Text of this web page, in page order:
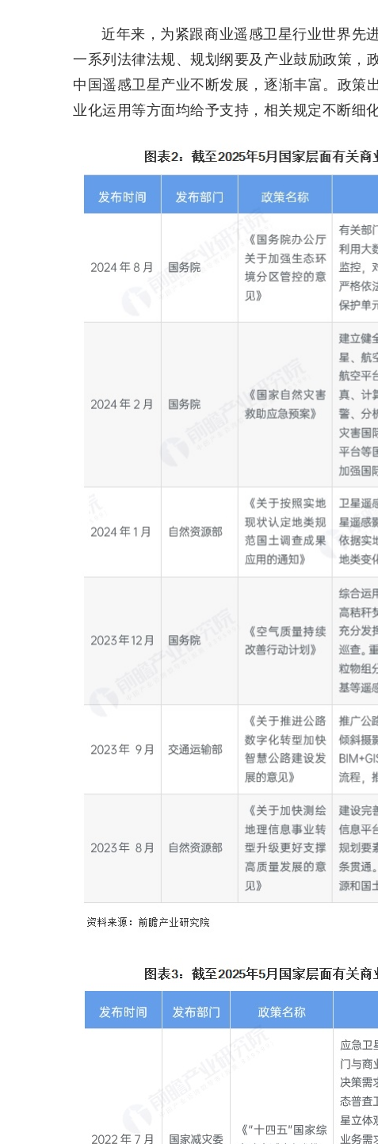
近年来，为紧跟商业遥感卫星行业世界先
一系列法律法规、规划纲要及产业鼓励政策，
中国遥感卫星产业不断发展，逐渐丰富。政策
业化运用等方面均给予支持，相关规定不断细